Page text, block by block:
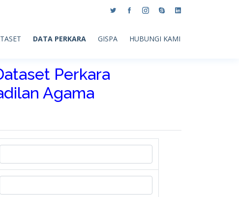
DATA PERKARA GISPA HUBUNGI KAMI
Perkara
Agama